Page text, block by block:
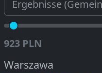
923 PLN
Warszawa